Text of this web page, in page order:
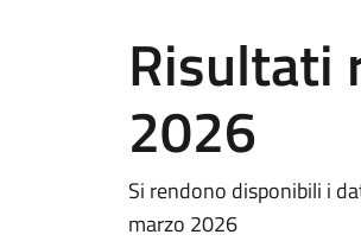
Risultati
2026
Si rendono disponibili i
marzo 2026